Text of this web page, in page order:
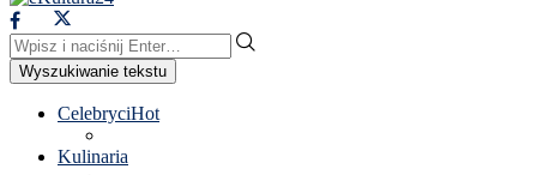
Wyszukiwanie tekstu
CelebryciHot
Kulinaria